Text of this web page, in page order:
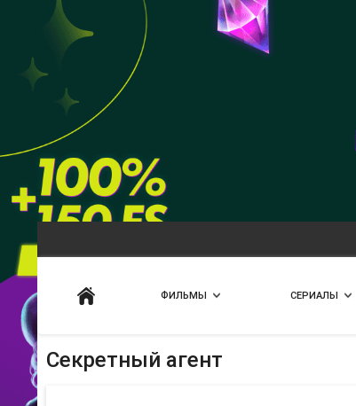
ФИЛЬМЫ СЕРИАЛЫ
Секретный агент